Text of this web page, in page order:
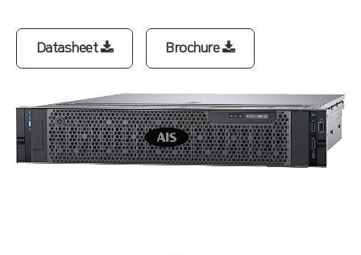
Datasheet Brochure